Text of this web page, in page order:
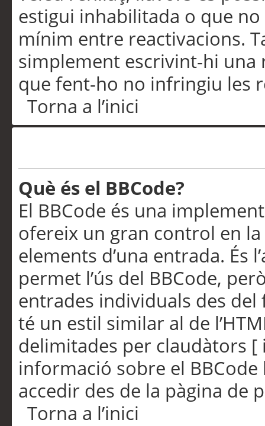
estigui inhabilitada o que
mínim entre reactivacions.
simplement escrivint-hi una
que fent-ho no infringiu les
Torna a l’inici
Què és el BBCode?
El BBCode és una
ofereix un gran control en
elements d’una entrada. És
permet l’ús del BBCode,
entrades individuals des
té un estil similar al de
delimitades per claudàtors [
informació sobre el
accedir des de la pàgina de
Torna a l’inici